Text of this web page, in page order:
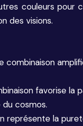
couleurs pour
des visions.
favorise la
cosmos.
représente la